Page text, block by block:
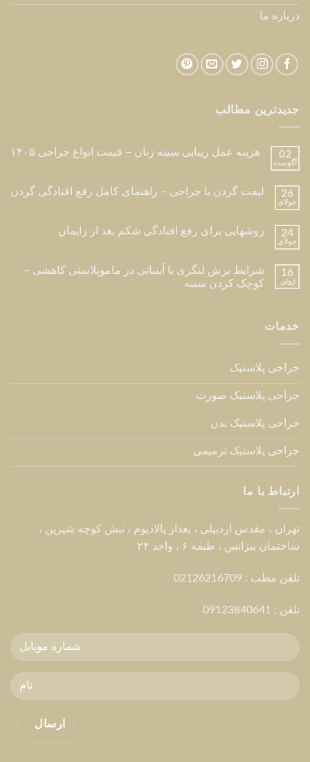
درباره ما
جدیدترین مطالب
02
آگوست
هزینه عمل زیبایی سینه زنان – قیمت انواع جراحی ۱۴۰۵
26
جولای
لیفت گردن با جراحی – راهنمای کامل رفع افتادگی گردن
24
جولای
روشهایی برای رفع افتادگی شکم بعد از زایمان
16
ژوئن
شرایط برش لنگری یا آبنباتی در ماموپلاستی کاهشی –
کوچک کردن سینه
خدمات
جراحی پلاستیک
جراحی پلاستیک صورت
جراحی پلاستیک بدن
جراحی پلاستیک ترمیمی
ارتباط با ما
تهران ، مقدس اردبیلی ، بعداز پالادیوم ، نبش کوچه شیرین ،
ساختمان بیزانس ، طبقه ۶ ، واحد ۲۴
تلفن مطب : 02126216709
تلفن : 09123840641